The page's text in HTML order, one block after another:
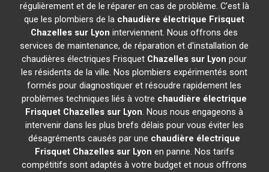
régulièrement et de le réparer en cas de problème. C'est là
que les plombiers de la chaudière électrique Frisquet
Chazelles sur Lyon interviennent. Nous offrons des
services de maintenance, de réparation et d'installation de
chaudières électriques Frisquet Chazelles sur Lyon pour
les résidents de la ville. Nos plombiers expérimentés sont
formés pour diagnostiquer et résoudre rapidement les
problèmes techniques liés à votre chaudière électrique
Frisquet Chazelles sur Lyon. Nous nous engageons à
intervenir dans les plus brefs délais pour vous éviter les
désagréments causés par une chaudière électrique
Frisquet Chazelles sur Lyon en panne. Nos tarifs
compétitifs sont adaptés à votre budget et nous offrons